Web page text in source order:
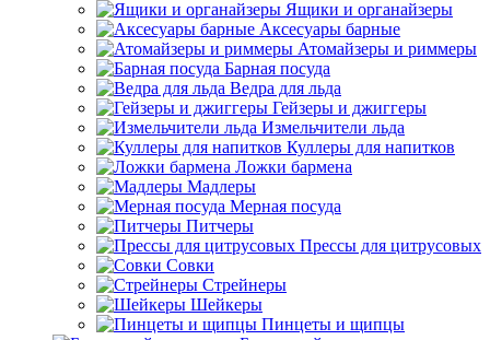
Ящики и органайзеры
Аксесуары барные
Атомайзеры и риммеры
Барная посуда
Ведра для льда
Гейзеры и джиггеры
Измельчители льда
Куллеры для напитков
Ложки бармена
Мадлеры
Мерная посуда
Питчеры
Прессы для цитрусовых
Совки
Стрейнеры
Шейкеры
Пинцеты и щипцы